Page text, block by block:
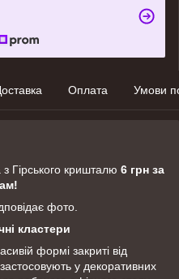
Оплата Умови
з Гірського кришталю 6 грн за
фото.
кластери
формі закриті від
у декоративних